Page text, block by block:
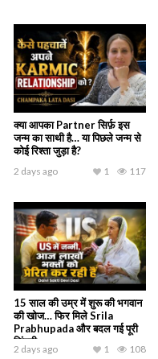
क्या आपका Partner सिर्फ़ इस
जन्म का साथी है… या पिछले जन्म से
कोई रिश्ता जुड़ा है?
2 days ago 117
1
15 साल की उम्र में शुरू की भगवान
की खोज… फिर मिले Srila
Prabhupada और बदल गई पूरी
जिंदगी
2 days ago 108
1